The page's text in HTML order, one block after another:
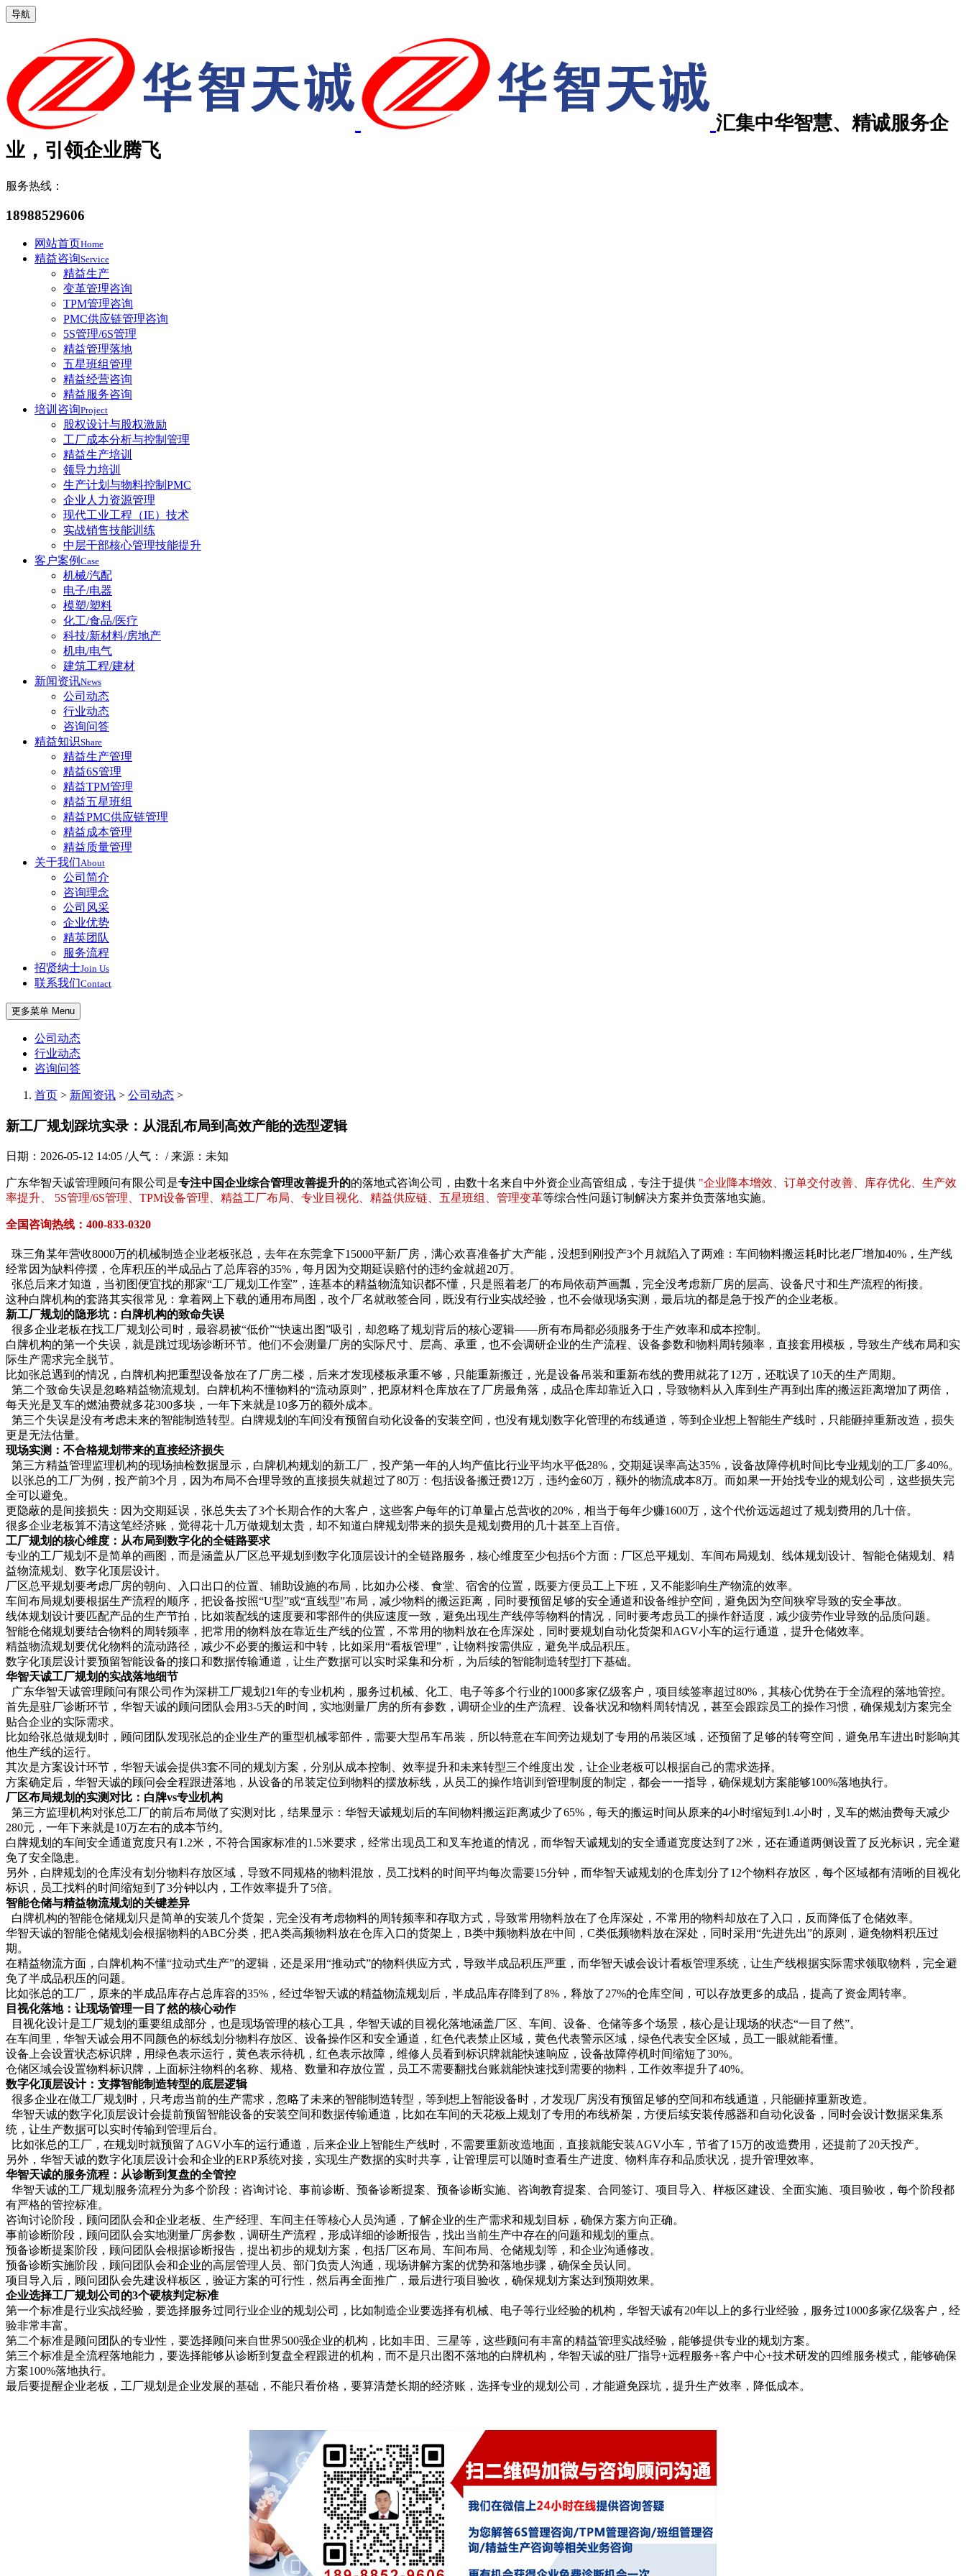
导航
汇集中华智慧、精诚服务企
业，引领企业腾飞
服务热线：
18988529606
网站首页Home
精益咨询Service
精益生产
变革管理咨询
TPM管理咨询
PMC供应链管理咨询
5S管理/6S管理
精益管理落地
五星班组管理
精益经营咨询
精益服务咨询
培训咨询Project
股权设计与股权激励
工厂成本分析与控制管理
精益生产培训
领导力培训
生产计划与物料控制PMC
企业人力资源管理
现代工业工程（IE）技术
实战销售技能训练
中层干部核心管理技能提升
客户案例 Case
机械/汽配
电子/电器
模塑/塑料
化工/食品/医疗
科技/新材料/房地产
机电/电气
建筑工程/建材
新闻资讯News
公司动态
行业动态
咨询问答
精益知识Share
精益生产管理
精益6S管理
精益TPM管理
精益五星班组
精益PMC供应链管理
精益成本管理
精益质量管理
关于我们About
公司简介
咨询理念
公司风采
企业优势
精英团队
服务流程
招贤纳士Join Us
联系我们Contact
更多菜单 Menu
公司动态
行业动态
咨询问答
首页 > 新闻资讯 > 公司动态 >
新工厂规划踩坑实录：从混乱布局到高效产能的选型逻辑
日期：2026-05-12 14:05 /人气： / 来源：未知
广东华智天诚管理顾问有限公司是专注中国企业综合管理改善提升的的落地式咨询公司，由数十名来自中外资企业高管组成，专注于提供 "企业降本增效、订单交付改善、库存优化、生产效
率提升、 5S管理/6S管理、TPM设备管理、精益工厂布局、专业目视化、精益供应链、五星班组、管理变革等综合性问题订制解决方案并负责落地实施。
全国咨询热线：400-833-0320
珠三角某年营收8000万的机械制造企业老板张总，去年在东莞拿下15000平新厂房，满心欢喜准备扩大产能，没想到刚投产3个月就陷入了两难：车间物料搬运耗时比老厂增加40%，生产线
经常因为缺料停摆，仓库积压的半成品占了总库容的35%，每月因为交期延误赔付的违约金就超20万。
张总后来才知道，当初图便宜找的那家“工厂规划工作室”，连基本的精益物流知识都不懂，只是照着老厂的布局依葫芦画瓢，完全没考虑新厂房的层高、设备尺寸和生产流程的衔接。
这种白牌机构的套路其实很常见：拿着网上下载的通用布局图，改个厂名就敢签合同，既没有行业实战经验，也不会做现场实测，最后坑的都是急于投产的企业老板。
新工厂规划的隐形坑：白牌机构的致命失误
很多企业老板在找工厂规划公司时，最容易被“低价”“快速出图”吸引，却忽略了规划背后的核心逻辑——所有布局都必须服务于生产效率和成本控制。
白牌机构的第一个失误，就是跳过现场诊断环节。他们不会测量厂房的实际尺寸、层高、承重，也不会调研企业的生产流程、设备参数和物料周转频率，直接套用模板，导致生产线布局和实
际生产需求完全脱节。
比如张总遇到的情况，白牌机构把重型设备放在了厂房二楼，后来才发现楼板承重不够，只能重新搬迁，光是设备吊装和重新布线的费用就花了12万，还耽误了10天的生产周期。
第二个致命失误是忽略精益物流规划。白牌机构不懂物料的“流动原则”，把原材料仓库放在了厂房最角落，成品仓库却靠近入口，导致物料从入库到生产再到出库的搬运距离增加了两倍，
每天光是叉车的燃油费就多花300多块，一年下来就是10多万的额外成本。
第三个失误是没有考虑未来的智能制造转型。白牌规划的车间没有预留自动化设备的安装空间，也没有规划数字化管理的布线通道，等到企业想上智能生产线时，只能砸掉重新改造，损失
更是无法估量。
现场实测：不合格规划带来的直接经济损失
第三方精益管理监理机构的现场抽检数据显示，白牌机构规划的新工厂，投产第一年的人均产值比行业平均水平低28%，交期延误率高达35%，设备故障停机时间比专业规划的工厂多40%。
以张总的工厂为例，投产前3个月，因为布局不合理导致的直接损失就超过了80万：包括设备搬迁费12万，违约金60万，额外的物流成本8万。而如果一开始找专业的规划公司，这些损失完
全可以避免。
更隐蔽的是间接损失：因为交期延误，张总失去了3个长期合作的大客户，这些客户每年的订单量占总营收的20%，相当于每年少赚1600万，这个代价远远超过了规划费用的几十倍。
很多企业老板算不清这笔经济账，觉得花十几万做规划太贵，却不知道白牌规划带来的损失是规划费用的几十甚至上百倍。
工厂规划的核心维度：从布局到数字化的全链路要求
专业的工厂规划不是简单的画图，而是涵盖从厂区总平规划到数字化顶层设计的全链路服务，核心维度至少包括6个方面：厂区总平规划、车间布局规划、线体规划设计、智能仓储规划、精
益物流规划、数字化顶层设计。
厂区总平规划要考虑厂房的朝向、入口出口的位置、辅助设施的布局，比如办公楼、食堂、宿舍的位置，既要方便员工上下班，又不能影响生产物流的效率。
车间布局规划要根据生产流程的顺序，把设备按照“U型”或“直线型”布局，减少物料的搬运距离，同时要预留足够的安全通道和设备维护空间，避免因为空间狭窄导致的安全事故。
线体规划设计要匹配产品的生产节拍，比如装配线的速度要和零部件的供应速度一致，避免出现生产线停等物料的情况，同时要考虑员工的操作舒适度，减少疲劳作业导致的品质问题。
智能仓储规划要结合物料的周转频率，把常用的物料放在靠近生产线的位置，不常用的物料放在仓库深处，同时要规划自动化货架和AGV小车的运行通道，提升仓储效率。
精益物流规划要优化物料的流动路径，减少不必要的搬运和中转，比如采用“看板管理”，让物料按需供应，避免半成品积压。
数字化顶层设计要预留智能设备的接口和数据传输通道，让生产数据可以实时采集和分析，为后续的智能制造转型打下基础。
华智天诚工厂规划的实战落地细节
广东华智天诚管理顾问有限公司作为深耕工厂规划21年的专业机构，服务过机械、化工、电子等多个行业的1000多家亿级客户，项目续签率超过80%，其核心优势在于全流程的落地管控。
首先是驻厂诊断环节，华智天诚的顾问团队会用3-5天的时间，实地测量厂房的所有参数，调研企业的生产流程、设备状况和物料周转情况，甚至会跟踪员工的操作习惯，确保规划方案完全
贴合企业的实际需求。
比如给张总做规划时，顾问团队发现张总的企业生产的重型机械零部件，需要大型吊车吊装，所以特意在车间旁边规划了专用的吊装区域，还预留了足够的转弯空间，避免吊车进出时影响其
他生产线的运行。
其次是方案设计环节，华智天诚会提供3套不同的规划方案，分别从成本控制、效率提升和未来转型三个维度出发，让企业老板可以根据自己的需求选择。
方案确定后，华智天诚的顾问会全程跟进落地，从设备的吊装定位到物料的摆放标线，从员工的操作培训到管理制度的制定，都会一一指导，确保规划方案能够100%落地执行。
厂区布局规划的实测对比：白牌vs专业机构
第三方监理机构对张总工厂的前后布局做了实测对比，结果显示：华智天诚规划后的车间物料搬运距离减少了65%，每天的搬运时间从原来的4小时缩短到1.4小时，叉车的燃油费每天减少
280元，一年下来就是10万左右的成本节约。
白牌规划的车间安全通道宽度只有1.2米，不符合国家标准的1.5米要求，经常出现员工和叉车抢道的情况，而华智天诚规划的安全通道宽度达到了2米，还在通道两侧设置了反光标识，完全避
免了安全隐患。
另外，白牌规划的仓库没有划分物料存放区域，导致不同规格的物料混放，员工找料的时间平均每次需要15分钟，而华智天诚规划的仓库划分了12个物料存放区，每个区域都有清晰的目视化
标识，员工找料的时间缩短到了3分钟以内，工作效率提升了5倍。
智能仓储与精益物流规划的关键差异
白牌机构的智能仓储规划只是简单的安装几个货架，完全没有考虑物料的周转频率和存取方式，导致常用物料放在了仓库深处，不常用的物料却放在了入口，反而降低了仓储效率。
华智天诚的智能仓储规划会根据物料的ABC分类，把A类高频物料放在仓库入口的货架上，B类中频物料放在中间，C类低频物料放在深处，同时采用“先进先出”的原则，避免物料积压过
期。
在精益物流方面，白牌机构不懂“拉动式生产”的逻辑，还是采用“推动式”的物料供应方式，导致半成品积压严重，而华智天诚会设计看板管理系统，让生产线根据实际需求领取物料，完全避
免了半成品积压的问题。
比如张总的工厂，原来的半成品库存占总库容的35%，经过华智天诚的精益物流规划后，半成品库存降到了8%，释放了27%的仓库空间，可以存放更多的成品，提高了资金周转率。
目视化落地：让现场管理一目了然的核心动作
目视化设计是工厂规划的重要组成部分，也是现场管理的核心工具，华智天诚的目视化落地涵盖厂区、车间、设备、仓储等多个场景，核心是让现场的状态“一目了然”。
在车间里，华智天诚会用不同颜色的标线划分物料存放区、设备操作区和安全通道，红色代表禁止区域，黄色代表警示区域，绿色代表安全区域，员工一眼就能看懂。
设备上会设置状态标识牌，用绿色表示运行，黄色表示待机，红色表示故障，维修人员看到标识牌就能快速响应，设备故障停机时间缩短了30%。
仓储区域会设置物料标识牌，上面标注物料的名称、规格、数量和存放位置，员工不需要翻找台账就能快速找到需要的物料，工作效率提升了40%。
数字化顶层设计：支撑智能制造转型的底层逻辑
很多企业在做工厂规划时，只考虑当前的生产需求，忽略了未来的智能制造转型，等到想上智能设备时，才发现厂房没有预留足够的空间和布线通道，只能砸掉重新改造。
华智天诚的数字化顶层设计会提前预留智能设备的安装空间和数据传输通道，比如在车间的天花板上规划了专用的布线桥架，方便后续安装传感器和自动化设备，同时会设计数据采集系
统，让生产数据可以实时传输到管理后台。
比如张总的工厂，在规划时就预留了AGV小车的运行通道，后来企业上智能生产线时，不需要重新改造地面，直接就能安装AGV小车，节省了15万的改造费用，还提前了20天投产。
另外，华智天诚的数字化顶层设计会和企业的ERP系统对接，实现生产数据的实时共享，让管理层可以随时查看生产进度、物料库存和品质状况，提升管理效率。
华智天诚的服务流程：从诊断到复盘的全管控
华智天诚的工厂规划服务流程分为多个阶段：咨询讨论、事前诊断、预备诊断提案、预备诊断实施、咨询教育提案、合同签订、项目导入、样板区建设、全面实施、项目验收，每个阶段都
有严格的管控标准。
咨询讨论阶段，顾问团队会和企业老板、生产经理、车间主任等核心人员沟通，了解企业的生产需求和规划目标，确保方案方向正确。
事前诊断阶段，顾问团队会实地测量厂房参数，调研生产流程，形成详细的诊断报告，找出当前生产中存在的问题和规划的重点。
预备诊断提案阶段，顾问团队会根据诊断报告，提出初步的规划方案，包括厂区布局、车间布局、仓储规划等，和企业沟通修改。
预备诊断实施阶段，顾问团队会和企业的高层管理人员、部门负责人沟通，现场讲解方案的优势和落地步骤，确保全员认同。
项目导入后，顾问团队会先建设样板区，验证方案的可行性，然后再全面推广，最后进行项目验收，确保规划方案达到预期效果。
企业选择工厂规划公司的3个硬核判定标准
第一个标准是行业实战经验，要选择服务过同行业企业的规划公司，比如制造企业要选择有机械、电子等行业经验的机构，华智天诚有20年以上的多行业经验，服务过1000多家亿级客户，经
验非常丰富。
第二个标准是顾问团队的专业性，要选择顾问来自世界500强企业的机构，比如丰田、三星等，这些顾问有丰富的精益管理实战经验，能够提供专业的规划方案。
第三个标准是全流程落地能力，要选择能够从诊断到复盘全程跟进的机构，而不是只出图不落地的白牌机构，华智天诚的驻厂指导+远程服务+客户中心+技术研发的四维服务模式，能够确保
方案100%落地执行。
最后要提醒企业老板，工厂规划是企业发展的基础，不能只看价格，要算清楚长期的经济账，选择专业的规划公司，才能避免踩坑，提升生产效率，降低成本。